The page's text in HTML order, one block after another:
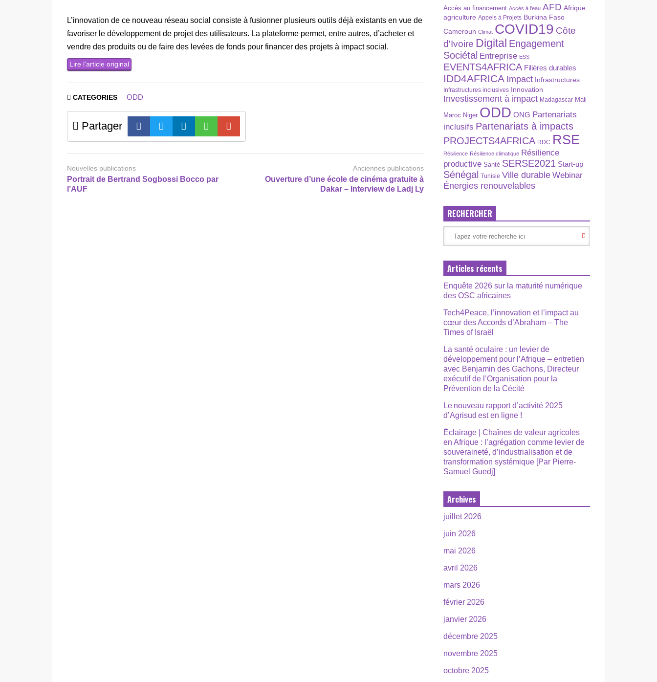
L’innovation de ce nouveau réseau social consiste à fusionner plusieurs outils déjà existants en vue de
favoriser le développement de projet des utilisateurs. La plateforme permet, entre autres, d’acheter et
vendre des produits ou de faire des levées de fonds pour financer des projets à impact social.
Lire l’article original
CATEGORIES ODD
Partager
Nouvelles publications
Portrait de Bertrand Sogbossi Bocco par
l’AUF
Anciennes publications
Ouverture d’une école de cinéma gratuite à
Dakar – Interview de Ladj Ly
Accès au financement Accès à l’eau AFD Afrique
agriculture Appels à Projets Burkina Faso
Cameroun Climat COVID19 Côte
d'Ivoire Digital Engagement
Sociétal Entreprise ESS
EVENTS4AFRICA Filières durables
IDD4AFRICA Impact Infrastructures
Infrastructures inclusives Innovation
Investissement à impact Madagascar Mali
Maroc Niger ODD ONG Partenariats
inclusifs Partenariats à impacts
PROJECTS4AFRICA RDC RSE
Résilience Résilience climatique Résilience
productive Santé SERSE2021 Start-up
Sénégal Tunisie Ville durable Webinar
Énergies renouvelables
RECHERCHER
Articles récents
Enquête 2026 sur la maturité numérique
des OSC africaines
Tech4Peace, l’innovation et l’impact au
cœur des Accords d’Abraham – The
Times of Israël
La santé oculaire : un levier de
développement pour l’Afrique – entretien
avec Benjamin des Gachons, Directeur
exécutif de l’Organisation pour la
Prévention de la Cécité
Le nouveau rapport d’activité 2025
d’Agrisud est en ligne !
Éclairage | Chaînes de valeur agricoles
en Afrique : l’agrégation comme levier de
souveraineté, d’industrialisation et de
transformation systémique [Par Pierre-
Samuel Guedj]
Archives
juillet 2026
juin 2026
mai 2026
avril 2026
mars 2026
février 2026
janvier 2026
décembre 2025
novembre 2025
octobre 2025